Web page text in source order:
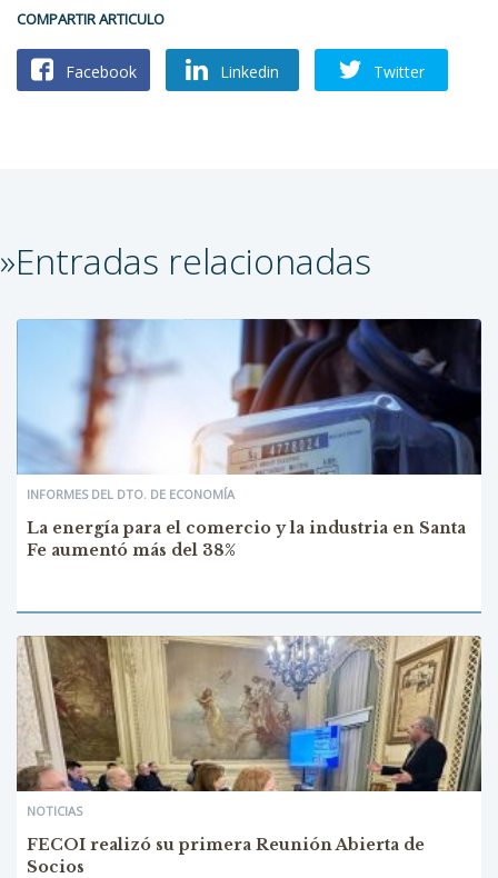
COMPARTIR ARTICULO
Facebook Linkedin Twitter
»Entradas relacionadas
INFORMES DEL DTO. DE ECONOMÍA
La energía para el comercio y la industria en Santa
Fe aumentó más del 38%
NOTICIAS
FECOI realizó su primera Reunión Abierta de
Socios